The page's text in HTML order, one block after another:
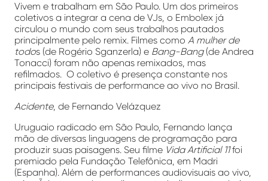
Vivem e trabalham em São Paulo. Um dos primeiros
coletivos a integrar a cena de VJs, o Embolex já
circulou o mundo com seus trabalhos pautados
principalmente pelo remix. Filmes como A mulher de
todos (de Rogério Sganzerla) e Bang-Bang(de Andrea
Tonacci) foram não apenas remixados, mas
refilmados. O coletivo é presença constante nos
principais festivais de performance ao vivo no Brasil.
Acidente, de Fernando Velázquez
Uruguaio radicado em São Paulo, Fernando lança
mão de diversas linguagens de programação para
produzir suas paisagens. Seu filme Vida Artificial 11foi
premiado pela Fundação Telefônica, em Madri
(Espanha). Além de performances audiovisuais ao vivo,